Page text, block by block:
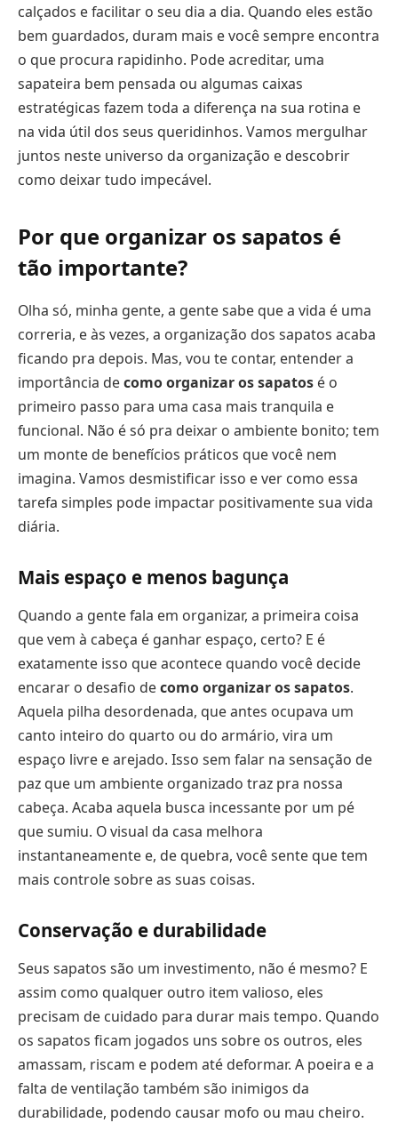
calçados e facilitar o seu dia a dia. Quando eles estão
bem guardados, duram mais e você sempre encontra
o que procura rapidinho. Pode acreditar, uma
sapateira bem pensada ou algumas caixas
estratégicas fazem toda a diferença na sua rotina e
na vida útil dos seus queridinhos. Vamos mergulhar
juntos neste universo da organização e descobrir
como deixar tudo impecável.
Por que organizar os sapatos é
tão importante?
Olha só, minha gente, a gente sabe que a vida é uma
correria, e às vezes, a organização dos sapatos acaba
ficando pra depois. Mas, vou te contar, entender a
importância decomo organizar os sapatos é o
primeiro passo para uma casa mais tranquila e
funcional. Não é só pra deixar o ambiente bonito; tem
um monte de benefícios práticos que você nem
imagina. Vamos desmistificar isso e ver como essa
tarefa simples pode impactar positivamente sua vida
diária.
Mais espaço e menos bagunça
Quando a gente fala em organizar, a primeira coisa
que vem à cabeça é ganhar espaço, certo? E é
exatamente isso que acontece quando você decide
encarar o desafio decomo organizar os sapatos.
Aquela pilha desordenada, que antes ocupava um
canto inteiro do quarto ou do armário, vira um
espaço livre e arejado. Isso sem falar na sensação de
paz que um ambiente organizado traz pra nossa
cabeça. Acaba aquela busca incessante por um pé
que sumiu. O visual da casa melhora
instantaneamente e, de quebra, você sente que tem
mais controle sobre as suas coisas.
Conservação e durabilidade
Seus sapatos são um investimento, não é mesmo? E
assim como qualquer outro item valioso, eles
precisam de cuidado para durar mais tempo. Quando
os sapatos ficam jogados uns sobre os outros, eles
amassam, riscam e podem até deformar. A poeira e a
falta de ventilação também são inimigos da
durabilidade, podendo causar mofo ou mau cheiro.